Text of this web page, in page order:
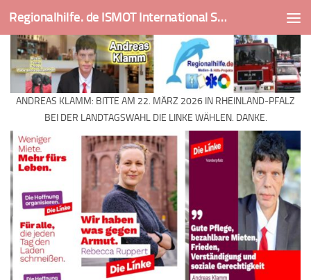
Skip to content Regionalhilfe. de ISMOT International Social And Medical Outreach Team
ANDREAS KLAMM: BITTE AM 22. MÄRZ 2026 IN RHEINLAND-PFALZ
BEI DER LANDTAGSWAHL DIE LINKE WÄHLEN. DANKE.